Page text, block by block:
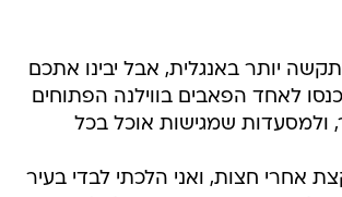
יותר באנגלית, אבל יבינו אתכם
לאחד הפאבים בווילנה הפתוחים
ולמסעדות שמגישות אוכל בכל
אחרי חצות, ואני הלכתי לבדי בעיר